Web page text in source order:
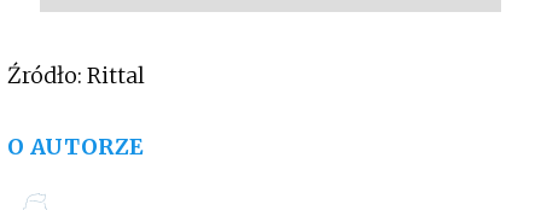
Źródło: Rittal
O AUTORZE